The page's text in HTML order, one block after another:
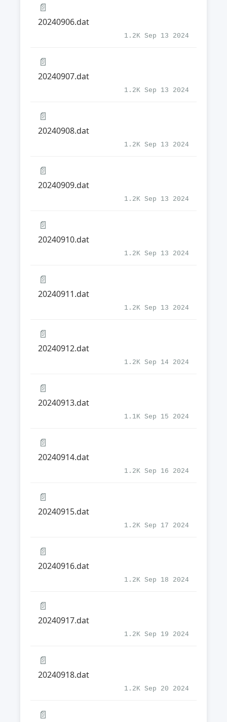
📄
20240906.dat
1.2K Sep 13 2024
📄
20240907.dat
1.2K Sep 13 2024
📄
20240908.dat
1.2K Sep 13 2024
📄
20240909.dat
1.2K Sep 13 2024
📄
20240910.dat
1.2K Sep 13 2024
📄
20240911.dat
1.2K Sep 13 2024
📄
20240912.dat
1.2K Sep 14 2024
📄
20240913.dat
1.1K Sep 15 2024
📄
20240914.dat
1.2K Sep 16 2024
📄
20240915.dat
1.2K Sep 17 2024
📄
20240916.dat
1.2K Sep 18 2024
📄
20240917.dat
1.2K Sep 19 2024
📄
20240918.dat
1.2K Sep 20 2024
📄